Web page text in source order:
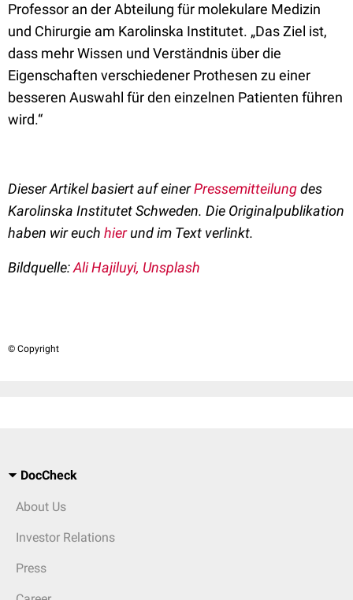
Professor an der Abteilung für molekulare Medizin
und Chirurgie am Karolinska Institutet. „Das Ziel ist,
dass mehr Wissen und Verständnis über die
Eigenschaften verschiedener Prothesen zu einer
besseren Auswahl für den einzelnen Patienten führen
wird.“
Dieser Artikel basiert auf einerPressemitteilungdes
Karolinska Institutet Schweden. Die Originalpublikation
haben wir euch hierund im Text verlinkt.
Bildquelle:Ali Hajiluyi, Unsplash
© Copyright
DocCheck
About Us
Investor Relations
Press